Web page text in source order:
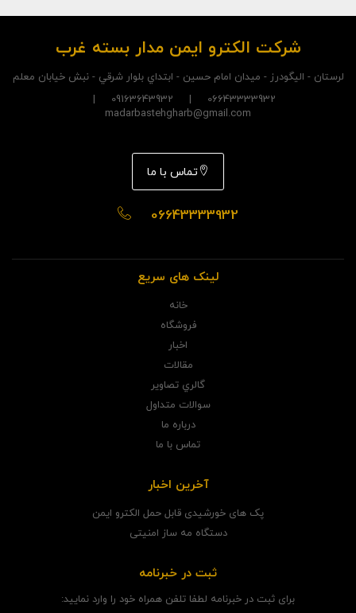
شرکت الکترو ايمن مدار بسته غرب
لرستان - اليگودرز - ميدان امام حسين - ابتداي بلوار شرقي - نبش خيابان معلم
06643333932 | 09163643932 |
madarbastehgharb@gmail.com
تماس با ما
06643333932
لینک های سریع
خانه
فروشگاه
اخبار
مقالات
گالري تصاوير
سوالات متداول
درباره ما
تماس با ما
آخرین اخبار
پک های خورشیدی قابل حمل الکترو ایمن
دستگاه مه ساز امنیتی
ثبت در خبرنامه
برای ثبت در خبرنامه لطفا تلفن همراه خود را وارد نمایید: